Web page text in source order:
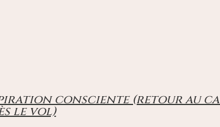
consciente (retour au
le vol)